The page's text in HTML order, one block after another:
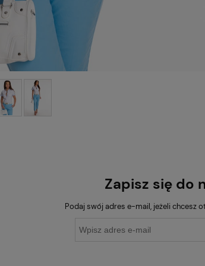
Zapisz się do
Podaj swój adres e-mail, jeżeli chcesz